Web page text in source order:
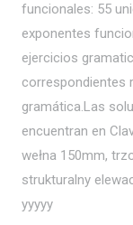
funcionales: 55
exponentes
ejercicios
correspondientes
gramática.Las
encuentran en
wełna 150mm,
strukturalny
yyyyy